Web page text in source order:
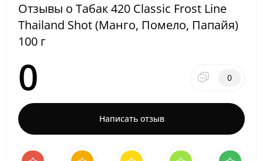
Отзывы о Табак 420 Classic Frost Line
Thailand Shot (Манго, Помело, Папайя)
100 г
0 0
Написать отзыв